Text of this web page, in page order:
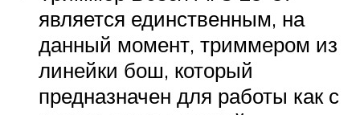
является единственным, на
данный момент, триммером из
линейки бош, который
предназначен для работы как с